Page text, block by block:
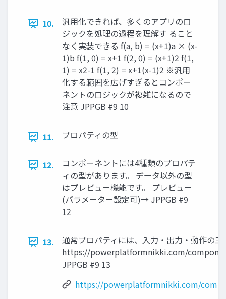
10.
汎用化できれば、多くのアプリのロ
ジックを処理の過程を理解す ること
なく実装できる f(a, b) = (x+1)a × (x-
1)b f(1, 0) = x+1 f(2, 0) = (x+1)2 f(1,
1) = x2-1 f(1, 2) = x+1(x-1)2 ※汎用
化する範囲を広げすぎるとコンポー
ネントのロジックが複雑になるので
注意 JPPGB #9 10
11. プロパティの型
12.
コンポーネントには4種類のプロパテ
ィの型があります。 データ以外の型
はプレビュー機能です。 プレビュー
(パラメーター設定可)→ JPPGB #9
12
13.
通常プロパティには、入力・出力・動作の
https://powerplatformnikki.com/
JPPGB #9 13
https://powerplatformnikki.com/